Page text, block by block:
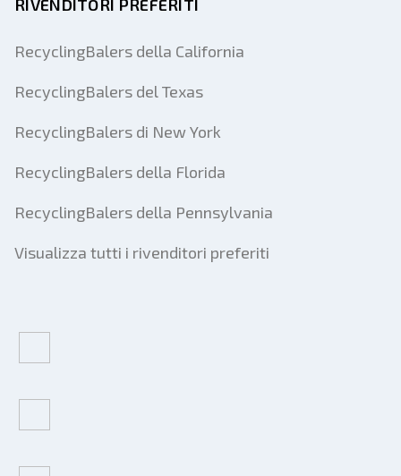
RIVENDITORI PREFERITI
RecyclingBalers della California
RecyclingBalers del Texas
RecyclingBalers di New York
RecyclingBalers della Florida
RecyclingBalers della Pennsylvania
Visualizza tutti i rivenditori preferiti